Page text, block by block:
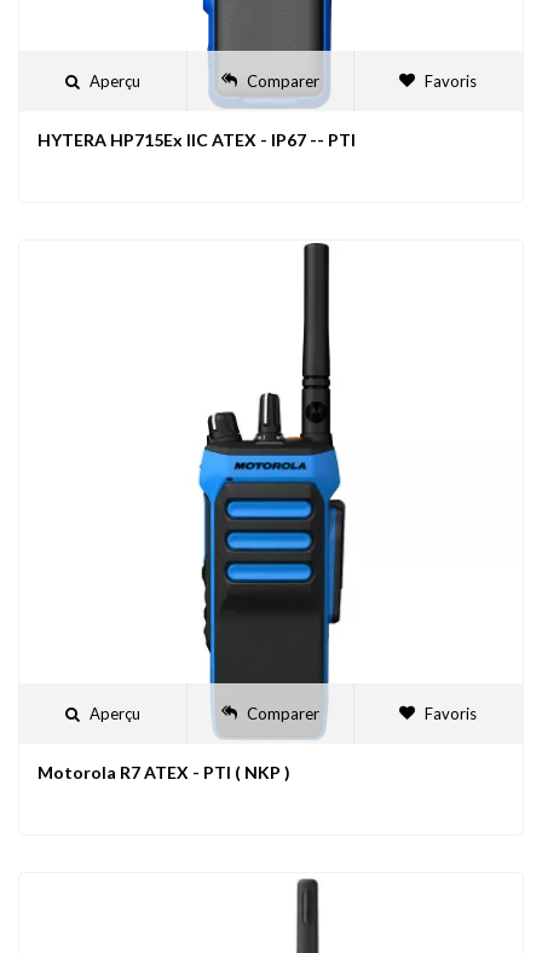
Aperçu Comparer Favoris
HYTERA HP715Ex IIC ATEX - IP67 -- PTI
Aperçu Comparer Favoris
Motorola R7 ATEX - PTI ( NKP )